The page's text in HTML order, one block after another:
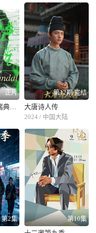
纳这个名子在巴西、南美和欧
出尽风头。比赛时，大雨如
前，其熟练的驾车技术博得成
场为塞纳而沸腾。 1993年10
年薪1500万美元的协议。世界
为这是一级方程式赛车史上最
廉姆斯车在1994年第四次夺
佳。在其家乡圣保罗湖区赛道
进入弯道时踩油门过猛而造成
，刚一起跑，塞纳的威廉姆斯
，被迫退出比赛。由于前两
下第三站。 5月1日，在意大
还是排位第一。当赛车行至第
塞纳驾驶的2号赛车以约
之死震撼了全世界，许多国
塞纳不仅仅是一名超级车手，
他亲自主持了国葬。
正片
Trustor丑闻：瑞典金融案内幕
第12期 完结
大唐诗人传
2024 / 中国大陆
第2集
第10集